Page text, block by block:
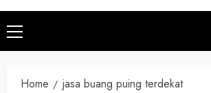
Primary
Menu
Home jasa buang puing terdekat